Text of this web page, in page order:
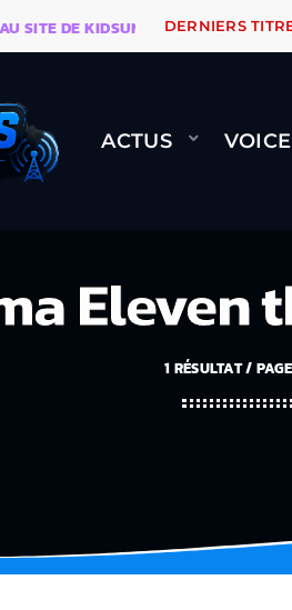
DE KIDSUNE WARÉTRO
DERNIERS
ACTUS
Eleven
1 RÉSULTAT /